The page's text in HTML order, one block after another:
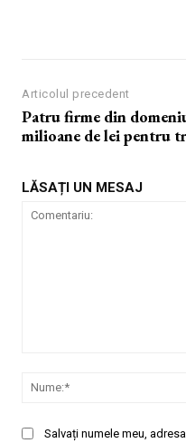
Articolul precedent
Patru firme din
milioane de lei pentru
LĂSAȚI UN MESAJ
Salvați numele meu,